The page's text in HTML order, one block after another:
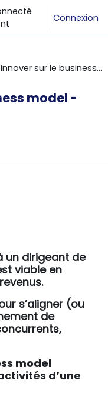
recherche Connexion
Innover sur le business model - Leçon
model -
un dirigeant de
viable en
s’aligner (ou
de
model
d’une